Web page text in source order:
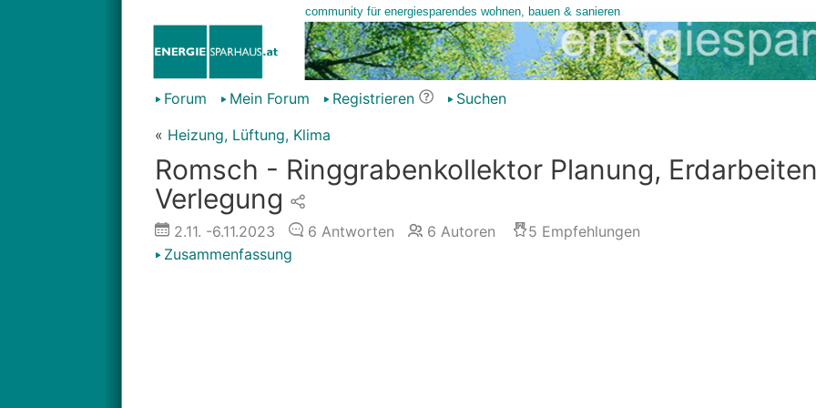
Forum Mein Forum Registrieren
Suchen
« Heizung, Lüftung, Klima
Romsch - Ringgrabenkollektor Planung,
Verlegung
2.11. -6.11.2023 6 Antworten 6 Autoren 5 Empfehlungen
Zusammenfassung